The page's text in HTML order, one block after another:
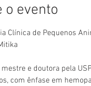
o evento
Clínica de Pequenos
mestre e doutora pela
com ênfase em